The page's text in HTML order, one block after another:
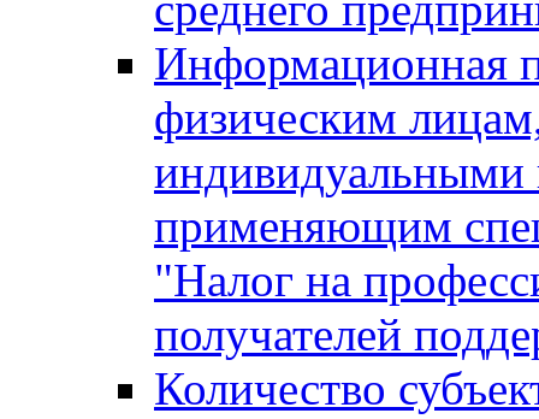
Информационная
физическим
индивидуальными
применяющим
"Налог на
получателей
Количество